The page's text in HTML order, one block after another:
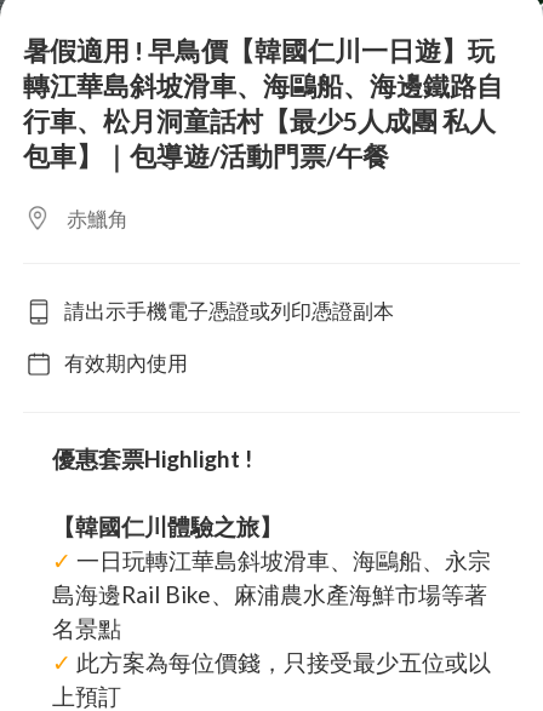
暑假適用 ! 早鳥價【韓國仁川一日遊】玩
轉江華島斜坡滑車、海鷗船、海邊鐵路自
行車、松月洞童話村【最少5人成團 私人
包車】｜包導遊/活動門票/午餐
赤鱲角
請出示手機電子憑證或列印憑證副本
有效期內使用
優惠套票Highlight !
【韓國仁川體驗之旅】
✓ 一日玩轉江華島斜坡滑車、海鷗船、永宗
島海邊Rail Bike、麻浦農水產海鮮市場等著
名景點
✓ 此方案為每位價錢，只接受最少五位或以
上預訂